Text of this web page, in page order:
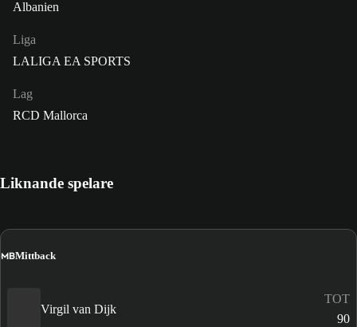
Albanien
Liga
LALIGA EA SPORTS
Lag
RCD Mallorca
Liknande spelare
MBMittback
Virgil van Dijk
TOT
90